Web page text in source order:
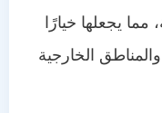
مما يجعلها خيارًا
والمناطق الخارجية